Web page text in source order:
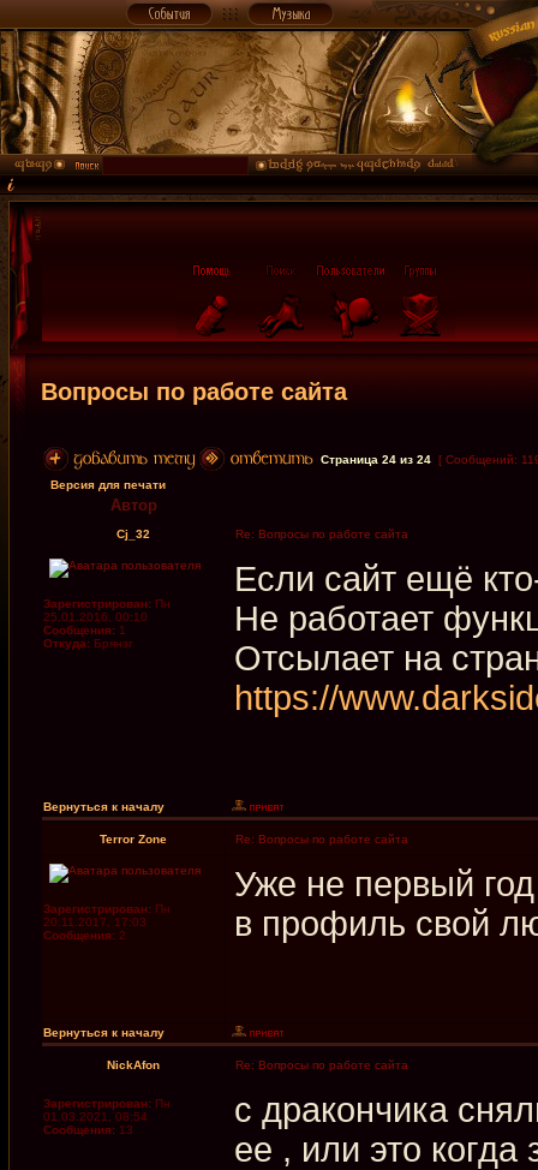
Вопросы по работе сайта
Страница 24 из 24 [ Сообщений:
Версия для печати
Автор
Cj_32 Re: Вопросы по работе сайта
Зарегистрирован: Пн
25.01.2016, 00:10
Сообщения: 1
Откуда: Брянзг
Если сайт ещё
Не работает
Отсылает на
https://
Вернуться к началу
Terror Zone Re: Вопросы по работе сайта
Зарегистрирован: Пн
20.11.2017, 17:03
Сообщения: 2
Уже не первый
в профиль свой
Вернуться к началу
NickAfon Re: Вопросы по работе сайта
Зарегистрирован: Пн
01.03.2021, 08:54
Сообщения: 13
с дракончика
ее , или это